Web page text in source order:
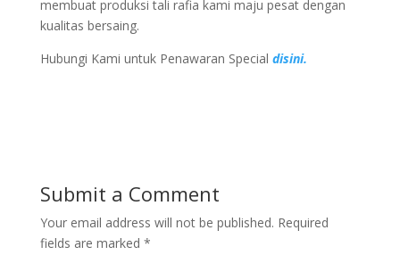
membuat produksi tali rafia kami maju pesat dengan
kualitas bersaing.
Hubungi Kami untuk Penawaran Special disini.
Submit a Comment
Your email address will not be published. Required
fields are marked *